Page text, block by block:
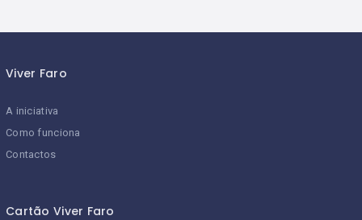
Viver Faro
A iniciativa
Como funciona
Contactos
Cartão Viver Faro